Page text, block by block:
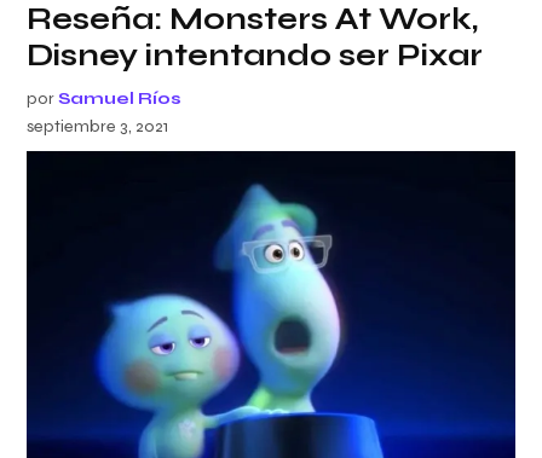
Reseña: Monsters At Work,
Disney intentando ser Pixar
por Samuel Ríos
septiembre 3, 2021